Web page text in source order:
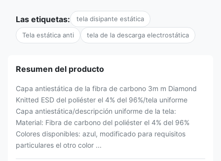
Las etiquetas: tela disipante estática
Tela estática anti tela de la descarga electrostática
Resumen del producto
Capa antiestática de la fibra de carbono 3m m Diamond
Knitted ESD del poliéster el 4% del 96%/tela uniforme
Capa antiestática/descripción uniforme de la tela:
Material: Fibra de carbono del poliéster el 4% del 96%
Colores disponibles: azul, modificado para requisitos
particulares el otro color ...